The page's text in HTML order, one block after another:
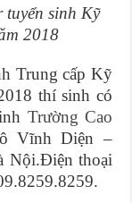
tuyển sinh Kỹ
2018
Trung cấp Kỹ
thí sinh có
Trường Cao
Vĩnh Diện –
Nội.Điện thoại